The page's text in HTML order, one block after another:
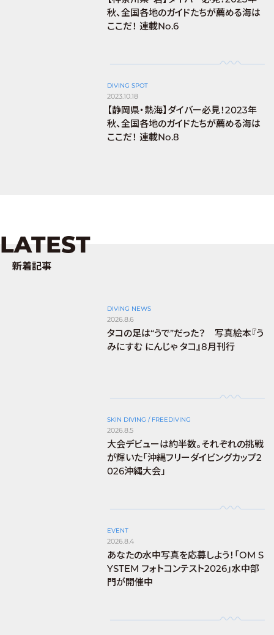
秋、全国各地のガイドたちが薦める海は
ここだ！ 連載No.6
DIVING SPOT
2023.10.18
【静岡県・熱海】ダイバー必見！2023年
秋、全国各地のガイドたちが薦める海は
ここだ！ 連載No.8
LATEST
新着記事
DIVING NEWS
2026.8.6
タコの足は“うで”だった？ 写真絵本『う
みにすむ にんじゃ タコ』8月刊行
SKIN DIVING / FREEDIVING
2026.8.5
大会デビューは約半数。それぞれの挑戦
が輝いた「沖縄フリーダイビングカップ2
026沖縄大会」
EVENT
2026.8.4
あなたの水中写真を応募しよう！「OM S
YSTEM フォトコンテスト2026」水中部
門が開催中